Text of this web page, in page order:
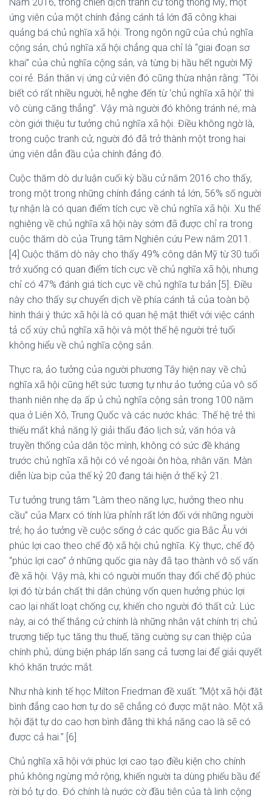
ứng viên của một chính đảng cánh tả lớn đã công khai
quảng bá chủ nghĩa xã hội. Trong ngôn ngữ của chủ nghĩa
cộng sản, chủ nghĩa xã hội chẳng qua chỉ là “giai đoạn sơ
khai” của chủ nghĩa cộng sản, và từng bị hầu hết người Mỹ
coi rẻ. Bản thân vị ứng cử viên đó cũng thừa nhận rằng: “Tôi
biết có rất nhiều người, hễ nghe đến từ ‘chủ nghĩa xã hội’ thì
vô cùng căng thẳng”. Vậy mà người đó không tránh né, mà
còn giới thiệu tư tưởng chủ nghĩa xã hội. Điều không ngờ là,
trong cuộc tranh cử, người đó đã trở thành một trong hai
ứng viên dẫn đầu của chính đảng đó.
Cuộc thăm dò dư luận cuối kỳ bầu cử năm 2016 cho thấy,
trong một trong những chính đảng cánh tả lớn, 56% số người
tự nhận là có quan điểm tích cực về chủ nghĩa xã hội. Xu thế
nghiêng về chủ nghĩa xã hội này sớm đã được chỉ ra trong
cuộc thăm dò của Trung tâm Nghiên cứu Pew năm 2011.
[4] Cuộc thăm dò này cho thấy 49% công dân Mỹ từ 30 tuổi
trở xuống có quan điểm tích cực về chủ nghĩa xã hội, nhưng
chỉ có 47% đánh giá tích cực về chủ nghĩa tư bản [5]. Điều
này cho thấy sự chuyển dịch về phía cánh tả của toàn bộ
hình thái ý thức xã hội là có quan hệ mật thiết với việc cánh
tả cổ xúy chủ nghĩa xã hội và một thế hệ người trẻ tuổi
không hiểu về chủ nghĩa cộng sản.
Thực ra, ảo tưởng của người phương Tây hiện nay về chủ
nghĩa xã hội cũng hết sức tương tự như ảo tưởng của vô số
thanh niên nhẹ dạ ấp ủ chủ nghĩa cộng sản trong 100 năm
qua ở Liên Xô, Trung Quốc và các nước khác. Thế hệ trẻ thì
thiếu mất khả năng lý giải thấu đáo lịch sử, văn hóa và
truyền thống của dân tộc mình, không có sức đề kháng
trước chủ nghĩa xã hội có vẻ ngoài ôn hòa, nhân văn. Màn
diễn lừa bịp của thế kỷ 20 đang tái hiện ở thế kỷ 21.
Tư tưởng trung tâm “Làm theo năng lực, hưởng theo nhu
cầu” của Marx có tính lừa phỉnh rất lớn đối với những người
trẻ; họ ảo tưởng về cuộc sống ở các quốc gia Bắc Âu với
phúc lợi cao theo chế độ xã hội chủ nghĩa. Kỳ thực, chế độ
“phúc lợi cao” ở những quốc gia này đã tạo thành vô số vấn
đề xã hội. Vậy mà, khi có người muốn thay đổi chế độ phúc
lợi đó từ bản chất thì dân chúng vốn quen hưởng phúc lợi
cao lại nhất loạt chống cự, khiến cho người đó thất cử. Lúc
này, ai có thể thắng cử chính là những nhân vật chính trị chủ
trương tiếp tục tăng thu thuế, tăng cường sự can thiệp của
chính phủ, dùng biện pháp lấn sang cả tương lai để giải quyết
khó khăn trước mắt.
Như nhà kinh tế học Milton Friedman đề xuất: “Một xã hội đặt
bình đẳng cao hơn tự do sẽ chẳng có được mặt nào. Một xã
hội đặt tự do cao hơn bình đằng thì khả năng cao là sẽ có
được cả hai.” [6]
Chủ nghĩa xã hội với phúc lợi cao tạo điều kiện cho chính
phủ không ngừng mở rộng, khiến người ta dùng phiếu bầu để
rời bỏ tự do. Đó chính là nước cờ đầu tiên của tà linh cộng